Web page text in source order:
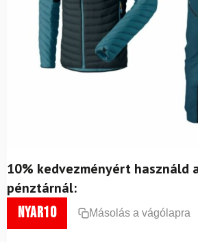
10% kedvezményért használd
pénztárnál:
nyar10 Másolás a vágólapra